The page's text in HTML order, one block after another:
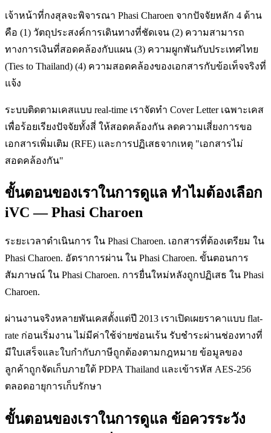
เจ้าหน้าที่กงสุลจะพิจารณา Phasi Charoen จากปัจจัยหลัก 4 ด้าน
คือ (1) วัตถุประสงค์การเดินทางที่ชัดเจน (2) ความสามารถ
ทางการเงินที่สอดคล้องกับแผน (3) ความผูกพันกับประเทศไทย
(Ties to Thailand) (4) ความสอดคล้องของเอกสารกับข้อเท็จจริงที่
แจ้ง
ระบบติดตามเคสแบบ real-time เราจัดทำ Cover Letter เฉพาะเคส
เพื่อร้อยเรียงปัจจัยทั้งสี่ ให้สอดคล้องกัน ลดความเสี่ยงการขอ
เอกสารเพิ่มเติม (RFE) และการปฏิเสธจากเหตุ "เอกสารไม่
สอดคล้องกัน"
ขั้นตอนของเราในการดูแล ทำไมต้องเลือก
iVC — Phasi Charoen
ระยะเวลาดำเนินการ ใน Phasi Charoen. เอกสารที่ต้องเตรียม ใน
Phasi Charoen. อัตราการผ่าน ใน Phasi Charoen. ขั้นตอนการ
สัมภาษณ์ ใน Phasi Charoen. การยื่นใหม่หลังถูกปฏิเสธ ใน Phasi
Charoen.
ผ่านงานจริงหลายพันเคสตั้งแต่ปี 2013 เราเปิดเผยราคาแบบ flat-
rate ก่อนเริ่มงาน ไม่มีค่าใช้จ่ายซ่อนเร้น รับชำระผ่านช่องทางที่
มีใบเสร็จและใบกำกับภาษีถูกต้องตามกฎหมาย ข้อมูลของ
ลูกค้าถูกจัดเก็บภายใต้ PDPA Thailand และเข้ารหัส AES-256
ตลอดอายุการเก็บรักษา
ขั้นตอนของเราในการดูแล ข้อควรระวัง